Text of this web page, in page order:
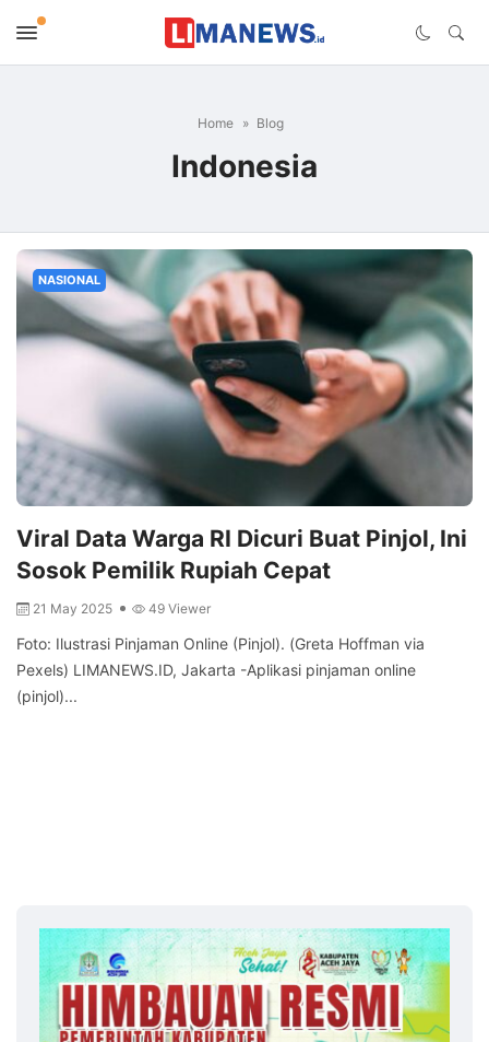
Home Blog
Indonesia
NASIONAL
Viral Data Warga RI Dicuri Buat Pinjol, Ini
Sosok Pemilik Rupiah Cepat
21 May 2025 49 Viewer
Foto: Ilustrasi Pinjaman Online (Pinjol). (Greta Hoffman via
Pexels) LIMANEWS.ID, Jakarta -Aplikasi pinjaman online
(pinjol)...